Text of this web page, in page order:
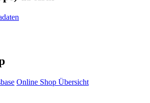
Online Shop Übersicht